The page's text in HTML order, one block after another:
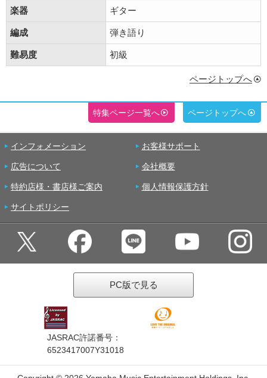
楽器 ギター
編成 弾き語り
難易度 初級
ページトップへ
特集ページ一覧へ ページトップへ
インフォメーション お客様サポート
広告について 会社概要
特約店様・書店様ご案内 個人情報保護方針
サイトポリシー
PC版で見る
JASRAC許諾番号：
6523417007Y31018